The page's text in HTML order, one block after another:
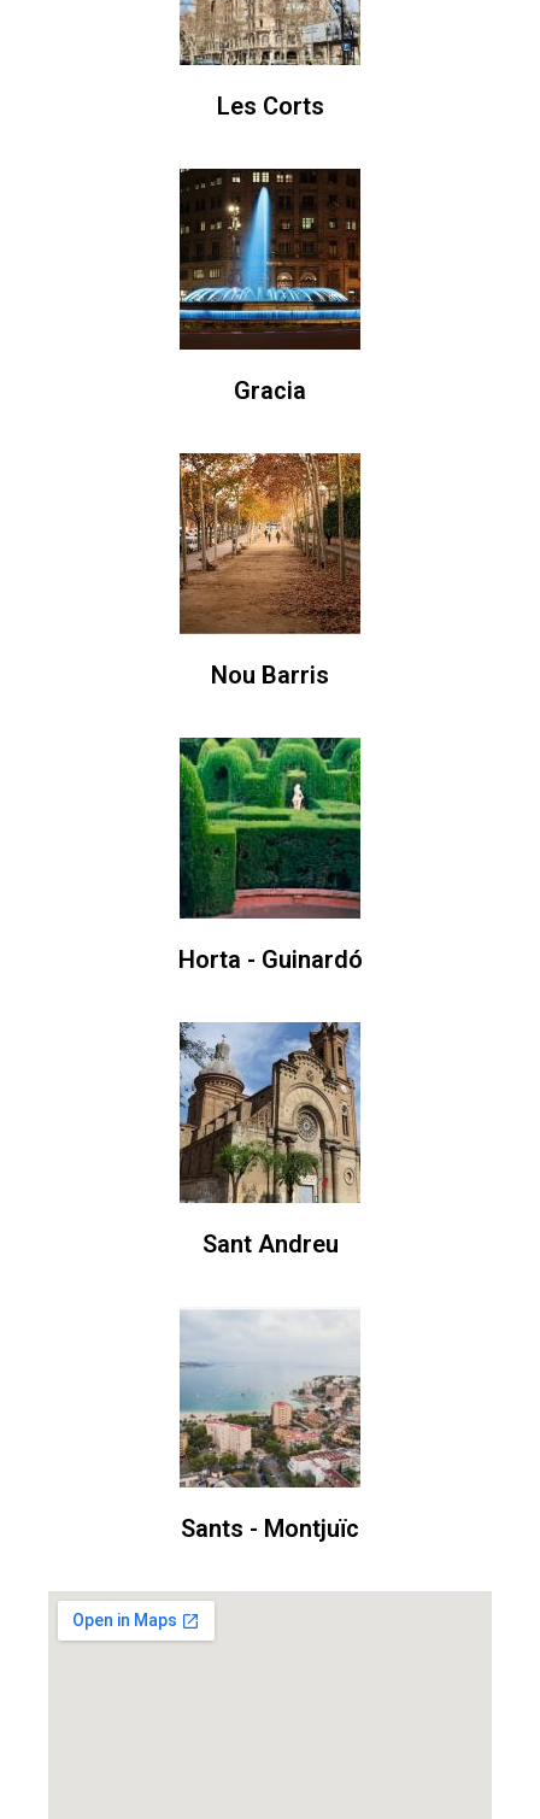
Les Corts
Gracia
Nou Barris
Horta - Guinardó
Sant Andreu
Sants - Montjuïc